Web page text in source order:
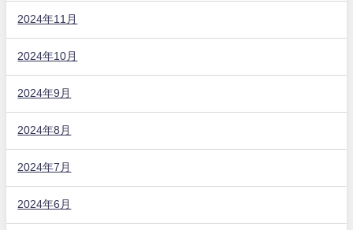
2024年11月
2024年10月
2024年9月
2024年8月
2024年7月
2024年6月